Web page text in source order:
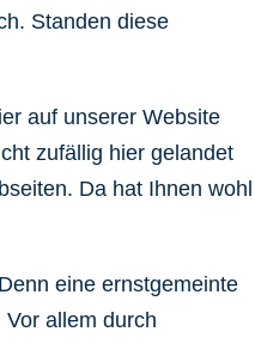
Standen diese
auf unserer Website
zufällig hier gelandet
Da hat Ihnen wohl
Denn eine ernstgemeinte
allem durch